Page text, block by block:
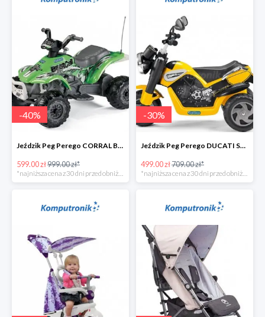
-40%
Jeździk Peg Perego CORRAL BEARCAT w super cenie
599.00 zł999.00 zł*
-30%
Jeździk Peg Perego DUCATI SCRAMBLER w super cenie
499.00 zł709.00 zł*